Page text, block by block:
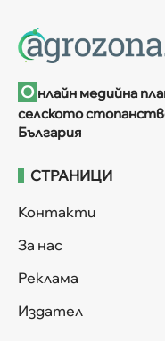
О нлайн медийна
селското
България
СТРАНИЦИ
Контакти
За нас
Реклама
Издател